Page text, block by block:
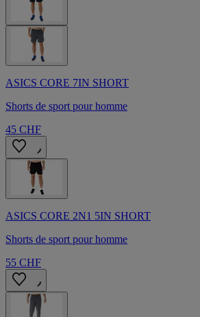
ASICS CORE 7IN SHORT
Shorts de sport pour homme
45 CHF
ASICS CORE 2N1 5IN SHORT
Shorts de sport pour homme
55 CHF